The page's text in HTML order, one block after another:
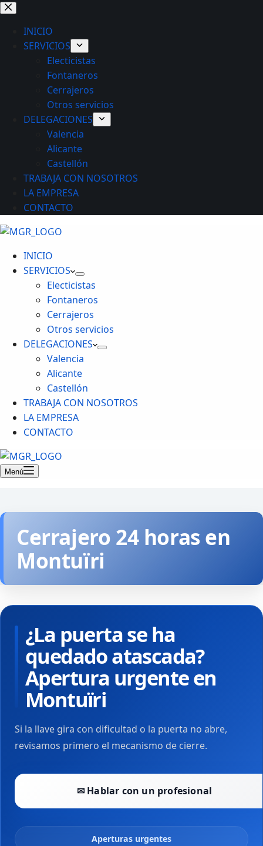
Saltar
contenido
INICIO
SERVICIOS
Electicistas
Fontaneros
Cerrajeros
Otros servicios
DELEGACIONES
Valencia
Alicante
Castellón
TRABAJA CON NOSOTROS
LA EMPRESA
CONTACTO
INICIO
SERVICIOS
Electicistas
Fontaneros
Cerrajeros
Otros servicios
DELEGACIONES
Valencia
Alicante
Castellón
TRABAJA CON NOSOTROS
LA EMPRESA
CONTACTO
Menú
Cerrajero 24 horas en
Montuïri
¿La puerta se ha
quedado atascada?
Apertura urgente en
Montuïri
Si la llave gira con dificultad o la puerta no abre,
revisamos primero el mecanismo de cierre.
✉ Hablar con un profesional
Aperturas urgentes